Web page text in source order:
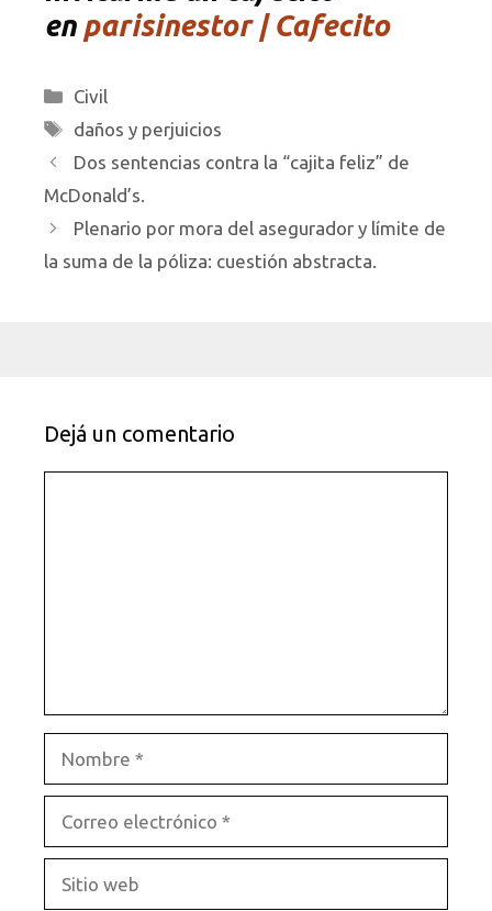
en parisinestor | Cafecito
Categorías
Civil
Etiquetas
daños y perjuicios
Dos sentencias contra la “cajita feliz” de
McDonald’s.
Plenario por mora del asegurador y límite de
la suma de la póliza: cuestión abstracta.
Dejá un comentario
electrónico
web